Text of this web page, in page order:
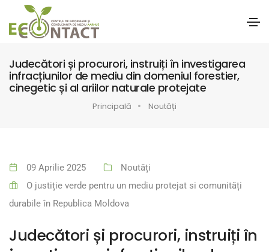
Judecători și procurori, instruiți în investigarea
infracțiunilor de mediu din domeniul forestier,
cinegetic și al ariilor naturale protejate
Principală Noutăți
09 Aprilie 2025
Noutăți
O justiție verde pentru un mediu protejat si comunități
durabile în Republica Moldova
Judecători și procurori, instruiți în